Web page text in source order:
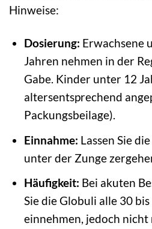
Hinweise:
Dosierung: Erwachsene
Jahren nehmen in der
Gabe. Kinder unter 12
altersentsprechend
Packungsbeilage).
Einnahme: Lassen Sie
unter der Zunge
Häufigkeit: Bei akuten
Sie die Globuli alle 30
einnehmen, jedoch nicht